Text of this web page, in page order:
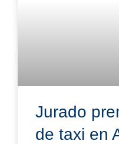
Jurado
de taxi en